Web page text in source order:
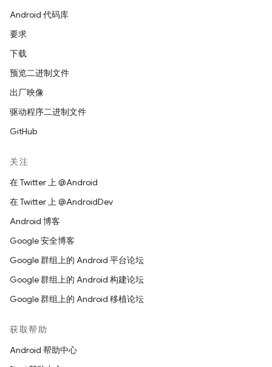
明的全文内容。
在针对新代码或文档的版权声明中注明所做的任何更
改或修改，例如“本软件或文档中包含从 [W3C 文档的
名称或 URI] 复制的内容或根据 [W3C 文档的名称或
本作品按“原样”提供，且版权持有者不提供任何明示或暗示
用性或使用本软件或文档不会对任何第三方专利、版权、商
标或其他权利构成侵权的保证。
对于因使用本软件或文档造成的任何直接、间接、特殊或结
果性损害，版权持有者均不承担任何责任。
在未事先征得特定书面许可的情况下，不得在与本作品相关
作品包含的版权始终归版权持有者所有。
Android 代码库
要求
下载
预览二进制文件
出厂映像
驱动程序二进制文件
GitHub
关注
在 Twitter 上 @Android
在 Twitter 上 @AndroidDev
Android 博客
Google 安全博客
Google 群组上的 Android 平台论坛
Google 群组上的 Android 构建论坛
Google 群组上的 Android 移植论坛
获取帮助
Android 帮助中心